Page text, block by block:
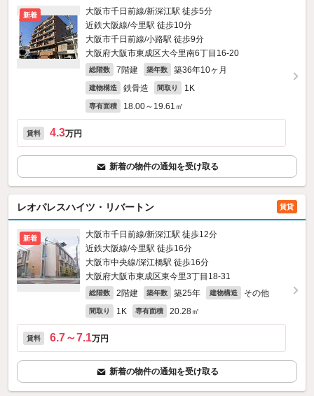
新着
大阪市千日前線/新深江駅 徒歩5分
近鉄大阪線/今里駅 徒歩10分
大阪市千日前線/小路駅 徒歩9分
大阪府大阪市東成区大今里南6丁目16-20
総階数 7階建 築年数 築36年10ヶ月
建物構造 鉄骨造 間取り 1K
専有面積 18.00～19.61㎡
賃料 4.3万円
新着の物件の通知を受け取る
レオパレスハイツ・リバートン 賃貸
新着
大阪市千日前線/新深江駅 徒歩12分
近鉄大阪線/今里駅 徒歩16分
大阪市中央線/深江橋駅 徒歩16分
大阪府大阪市東成区東今里3丁目18-31
総階数 2階建 築年数 築25年 建物構造 その他
間取り 1K 専有面積 20.28㎡
賃料 6.7～7.1万円
新着の物件の通知を受け取る